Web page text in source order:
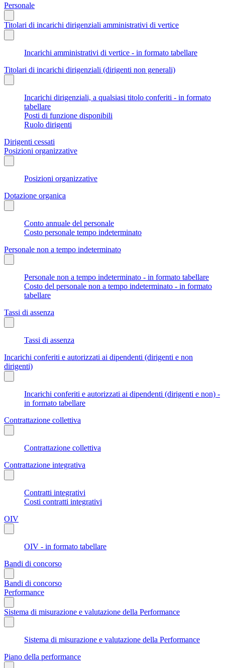
Personale
Titolari di incarichi dirigenziali amministrativi di vertice
Incarichi amministrativi di vertice - in formato tabellare
Titolari di incarichi dirigenziali (dirigenti non generali)
Incarichi dirigenziali, a qualsiasi titolo conferiti - in formato
tabellare
Posti di funzione disponibili
Ruolo dirigenti
Dirigenti cessati
Posizioni organizzative
Posizioni organizzative
Dotazione organica
Conto annuale del personale
Costo personale tempo indeterminato
Personale non a tempo indeterminato
Personale non a tempo indeterminato - in formato tabellare
Costo del personale non a tempo indeterminato - in formato
tabellare
Tassi di assenza
Tassi di assenza
Incarichi conferiti e autorizzati ai dipendenti (dirigenti e non
dirigenti)
Incarichi conferiti e autorizzati ai dipendenti (dirigenti e non) -
in formato tabellare
Contrattazione collettiva
Contrattazione collettiva
Contrattazione integrativa
Contratti integrativi
Costi contratti integrativi
OIV
OIV - in formato tabellare
Bandi di concorso
Bandi di concorso
Performance
Sistema di misurazione e valutazione della Performance
Sistema di misurazione e valutazione della Performance
Piano della performance